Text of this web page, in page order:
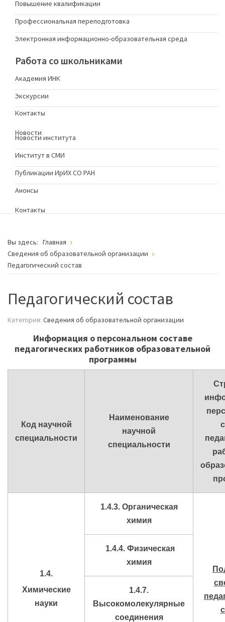
Повышение квалификации
Профессиональная переподготовка
Электронная информационно-образовательная среда
Работа со школьниками
Академия ИНК
Экскурсии
Контакты
Новости
Новости института
Институт в СМИ
Публикации ИрИХ СО РАН
Анонсы
Контакты
Вы здесь: Главная
Сведения об образовательной организации
Педагогический состав
Педагогический состав
Категория: Сведения об образовательной организации
Информация о персональном составе
педагогических работников образовательной
программы
Код научной
специальности
Наименование
научной
специальности
1.4.
Химические
науки
1.4.3. Органическая
химия
1.4.4. Физическая
химия
1.4.7.
Высокомолекулярные
соединения